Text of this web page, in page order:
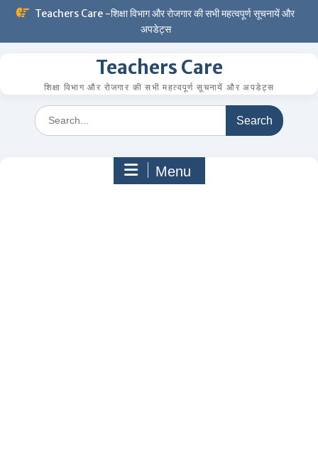
Skip
Teachers Care -शिक्षा विभाग और रोजगार की सभी महत्वपूर्ण सूचनायें और
अपडेट्स
Teachers Care
शिक्षा विभाग और रोजगार की सभी महत्वपूर्ण सूचनायें और अपडेट्स
Search
for:
Menu